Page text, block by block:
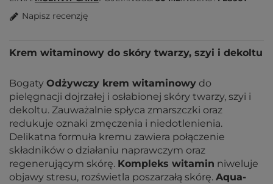
Napisz recenzję
Krem witaminowy do skóry twarzy, szyi i dekoltu
Bogaty Odżywczy krem witaminowy do
pielęgnacji dojrzałej i osłabionej skóry twarzy, szyi i
dekoltu. Zauważalnie spłyca zmarszczki oraz
redukuje oznaki zmęczenia i niedotlenienia.
Delikatna formuła kremu zawiera połączenie
składników o działaniu naprawczym oraz
regenerującym skórę. Kompleks witamin niweluje
objawy stresu, rozświetla poszarzałą skórę. Aqua-